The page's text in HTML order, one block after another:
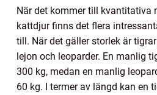
När det kommer till kvantitativa
kattdjur finns det flera
till. När det gäller storlek är
lejon och leoparder. En manlig
300 kg, medan en manlig
60 kg. I termer av längd kan en